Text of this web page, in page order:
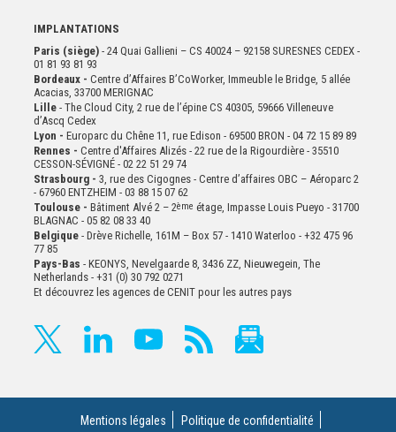
IMPLANTATIONS
Paris (siège) - 24 Quai Gallieni – CS 40024 – 92158 SURESNES CEDEX -
01 81 93 81 93
Bordeaux - Centre d’Affaires B’CoWorker, Immeuble le Bridge, 5 allée
Acacias, 33700 MERIGNAC
Lille- The Cloud City, 2 rue de l’épine CS 40305, 59666 Villeneuve
d’Ascq Cedex
Lyon - Europarc du Chêne 11, rue Edison - 69500 BRON - 04 72 15 89 89
Rennes - Centre d'Affaires Alizés - 22 rue de la Rigourdière - 35510
CESSON-SÉVIGNÉ - 02 22 51 29 74
Strasbourg - 3, rue des Cigognes - Centre d’affaires OBC – Aéroparc 2
- 67960 ENTZHEIM - 03 88 15 07 62
Toulouse - Bâtiment Alvé 2 – 2ème étage, Impasse Louis Pueyo - 31700
BLAGNAC - 05 82 08 33 40
Belgique- Drève Richelle, 161M – Box 57 - 1410 Waterloo - +32 475 96
77 85
Pays-Bas - KEONYS, Nevelgaarde 8, 3436 ZZ, Nieuwegein, The
Netherlands - +31 (0) 30 792 0271
Et découvrez les agences de CENIT pour les autres pays
Mentions légales
Politique de confidentialité